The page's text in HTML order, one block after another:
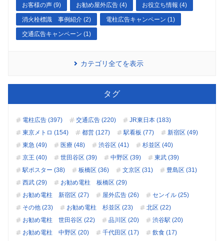
お客様の声 (9) お勧め屋外広告 (4) お役立ち情報 (4)
消火栓標識 事例紹介 (2) 電柱広告キャンペーン (1)
交通広告キャンペーン (1)
カテゴリ全てを表示
タグ
電柱広告 (397) 交通広告 (220)
JR東日本 (183)
東京メトロ (154)
都営 (127) 駅看板 (77)
新宿区 (49)
東急 (49)
医療 (48) 渋谷区 (41)
杉並区 (40)
京王 (40)
世田谷区 (39) 中野区 (39)
東武 (39)
駅ポスター (38)
板橋区 (36) 文京区 (31)
豊島区 (31)
西武 (29)
お勧め電柱 板橋区 (29)
お勧め電柱 新宿区 (27)
屋外広告 (26)
センイル (25)
その他 (23)
お勧め電柱 杉並区 (23)
北区 (22)
お勧め電柱 世田谷区 (22)
品川区 (20)
渋谷駅 (20)
お勧め電柱 中野区 (20)
千代田区 (17)
飲食 (17)